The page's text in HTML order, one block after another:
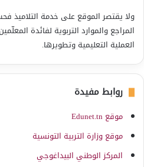
ولا يقتصر الموقع على خدمة التلاميذ
المراجع والموارد التربوية لفائدة
العملية التعليمية وتطويرها.
روابط مفيدة
موقع Edunet.tn
موقع وزارة التربية التونسية
المركز الوطني البيداغوجي